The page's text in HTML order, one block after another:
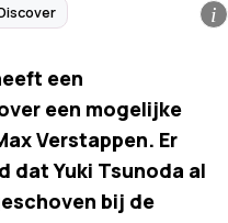
i
een
een mogelijke
Verstappen. Er
dat Yuki Tsunoda al
bij de